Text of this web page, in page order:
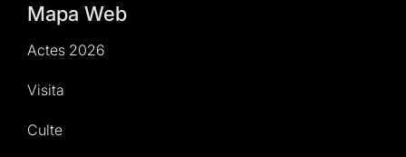
Mapa Web
Actes 2026
Visita
Culte